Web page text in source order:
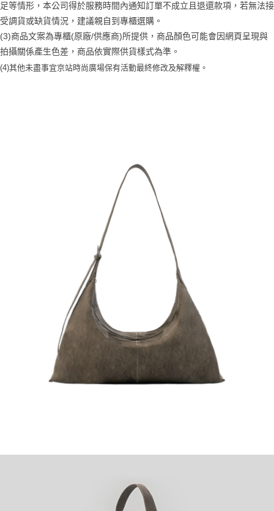
足等情形，本公司得於服務時間內通知訂單不成立且退還款項，若無法接
受調貨或缺貨情況，建議親自到專櫃選購。
(3)商品文案為專櫃(原廠/供應商)所提供，商品顏色可能會因網頁呈現與
拍攝關係產生色差，商品依實際供貨樣式為準。
(4)其他未盡事宜京站時尚廣場保有活動最終修改及解釋權。